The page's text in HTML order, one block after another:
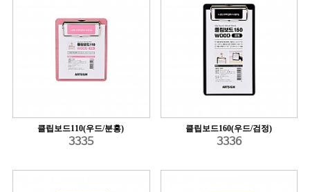
클립보드110(우드/분홍)
3335
클립보드160(우드/검정)
3336